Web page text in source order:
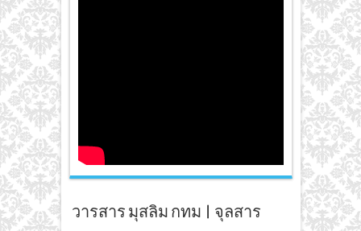
วารสาร มุสลิม กทม | จุลสาร